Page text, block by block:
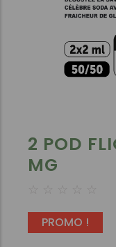
2 POD
MG
☆ ☆ ☆ ☆ ☆
PROMO !